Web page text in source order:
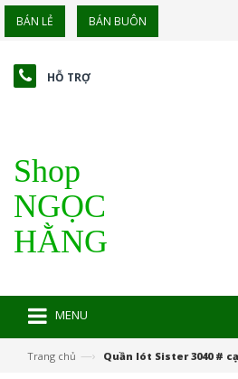
BÁN LẺ BÁN BUÔN
HỖ TRỢ
Shop
NGỌC
HẰNG
MENU
Trang chủ —› Quần lót Sister 3040 #